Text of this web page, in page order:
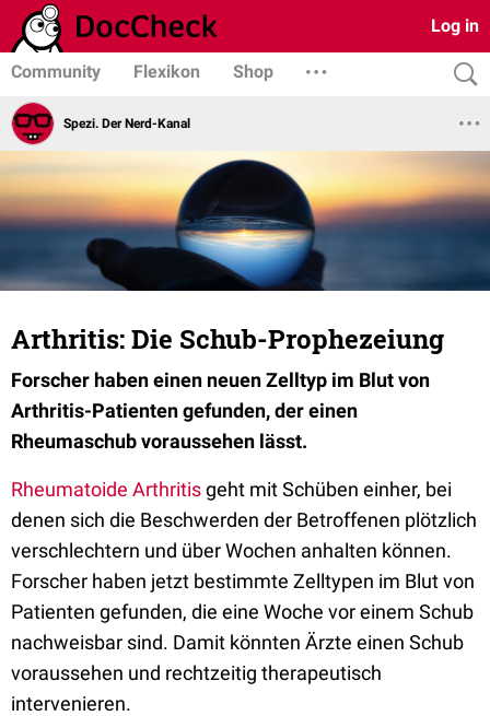
Log in
Community Flexikon Shop
Spezi. Der Nerd-Kanal
Arthritis: Die Schub-Prophezeiung
Forscher haben einen neuen Zelltyp im Blut von
Arthritis-Patienten gefunden, der einen
Rheumaschub voraussehen lässt.
Rheumatoide Arthritisgeht mit Schüben einher, bei
denen sich die Beschwerden der Betroffenen plötzlich
verschlechtern und über Wochen anhalten können.
Forscher haben jetzt bestimmte Zelltypen im Blut von
Patienten gefunden, die eine Woche vor einem Schub
nachweisbar sind. Damit könnten Ärzte einen Schub
voraussehen und rechtzeitig therapeutisch
intervenieren.